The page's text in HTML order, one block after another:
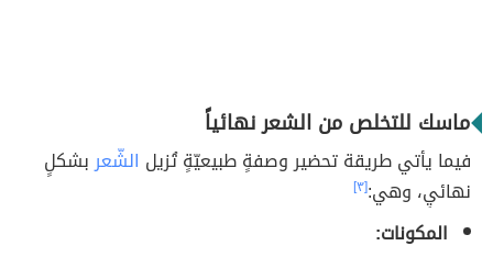
ماسك للتخلص من الشعر نهائياً
فيما يأتي طريقة تحضير وصفةٍ طبيعيّةٍ تُزيل الشّعربشكلٍ
نهائيٍ، وهي:[٣]
المكونات: